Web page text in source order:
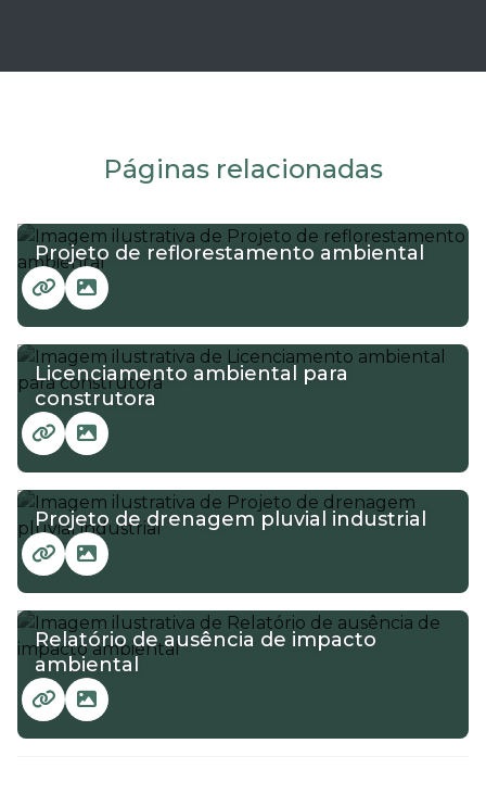
Páginas relacionadas
Projeto de reflorestamento ambiental
Licenciamento ambiental para
construtora
Projeto de drenagem pluvial industrial
Relatório de ausência de impacto
ambiental